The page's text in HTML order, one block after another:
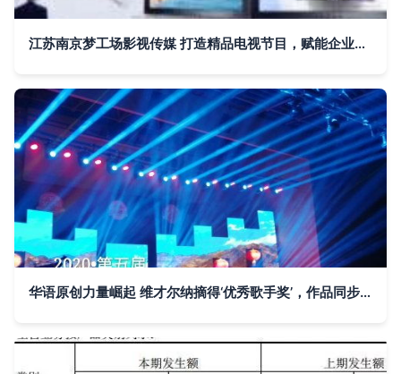
江苏南京梦工场影视传媒 打造精品电视节目，赋能企业品牌传播
华语原创力量崛起 维才尔纳摘得‘优秀歌手奖’，作品同步登陆影视节目制作